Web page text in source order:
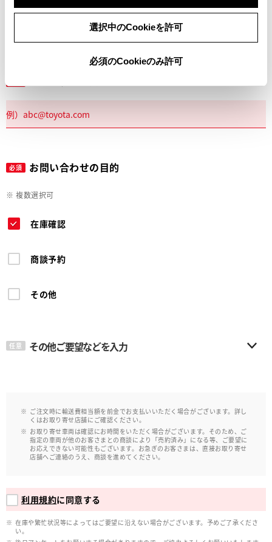
選択中のCookieを許可
必須のCookieのみ許可
必須 お問い合わせの目的
※ 複数選択可
在庫確認
商談予約
その他
任意 その他ご要望などを入力
ご注文時に輸送費相当額を前金でお支払いいただく場合がございます。詳し
くはお取り寄せ店舗にご確認ください。
お取り寄せ車両は確認にお時間をいただく場合がございます。そのため、ご
指定の車両が他のお客さまとの商談により「売約済み」になる等、ご要望に
お応えできない可能性もございます。お急ぎのお客さまは、直接お取り寄せ
店舗へご連絡のうえ、商談を進めてください。
利用規約に同意する
在庫や繁忙状況等によってはご要望に沿えない場合がございます。予めご了承くださ
い。